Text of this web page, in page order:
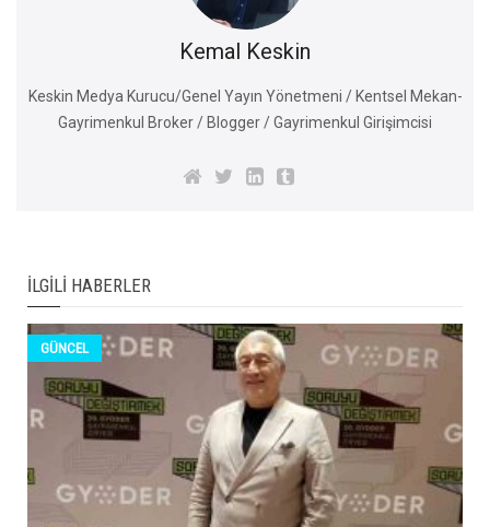
Kemal Keskin
Keskin Medya Kurucu/Genel Yayın Yönetmeni / Kentsel Mekan-
Gayrimenkul Broker / Blogger / Gayrimenkul Girişimcisi
İLGILI HABERLER
GÜNCEL